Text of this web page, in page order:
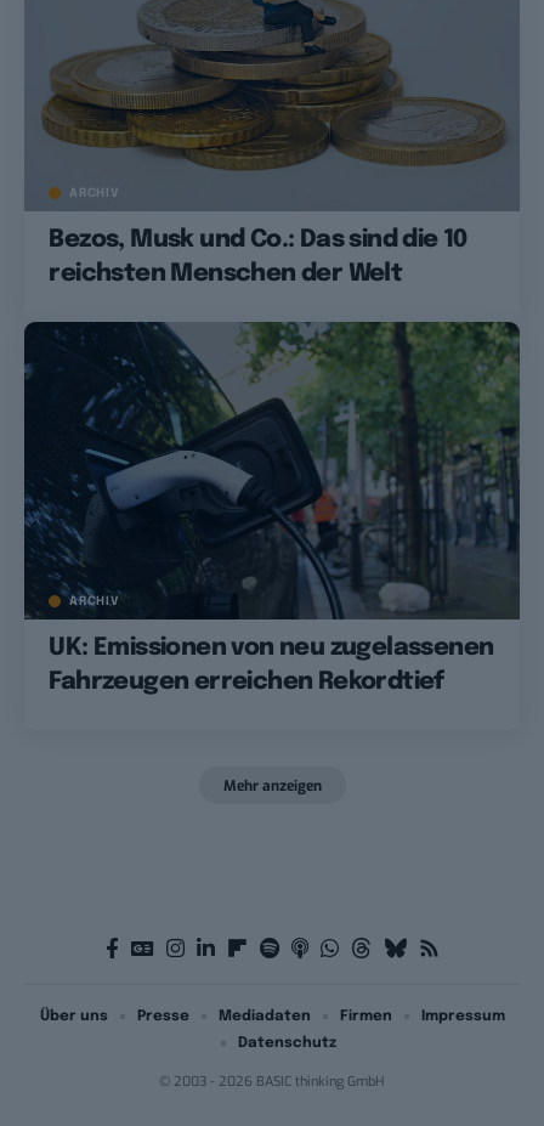
ARCHIV
Bezos, Musk und Co.: Das sind die 10
reichsten Menschen der Welt
ARCHIV
UK: Emissionen von neu zugelassenen
Fahrzeugen erreichen Rekordtief
Mehr anzeigen
© 2003 - 2026 BASIC thinking GmbH
Über uns Presse Mediadaten Firmen
Impressum
Datenschutz